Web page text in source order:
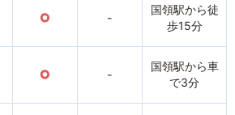
○ -
国領駅から徒
歩15分
○ -
国領駅から車
で3分